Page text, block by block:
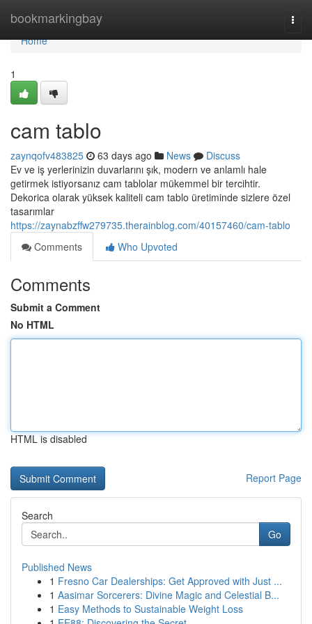
bookmarkingbay
Home
Home
1
cam tablo
zaynqofv483825 63 days ago News
Discuss
Ev ve iş yerlerinizin duvarlarını şık, modern ve anlamlı hale
getirmek istiyorsanız cam tablolar mükemmel bir tercihtir.
Dekorica olarak yüksek kaliteli cam tablo üretiminde sizlere özel
tasarımlar
https://zaynabzffw279735.therainblog.com/40157460/cam-tablo
Comments
Who Upvoted
Comments
Submit a Comment
No HTML
HTML is disabled
Report Page
Search
Go
Published News
1 Fresno Car Dealerships: Get Approved with Just ...
1 Aasimar Sorcerers: Divine Magic and Celestial B...
1 Easy Methods to Sustainable Weight Loss